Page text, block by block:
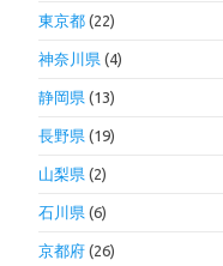
東京都 (22)
神奈川県 (4)
静岡県 (13)
長野県 (19)
山梨県 (2)
石川県 (6)
京都府 (26)